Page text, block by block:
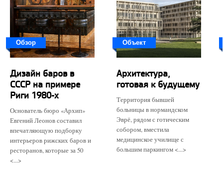
Обзор
Дизайн баров в
СССР на примере
Риги 1980-х
Основатель бюро «Архип»
Евгений Леонов составил
впечатляющую подборку
интерьеров рижских баров и
ресторанов, которые за 50
<...>
Объект
Архитектура,
готовая к будущему
Территория бывшей
больницы в нормандском
Эврё, рядом с готическим
собором, вместила
медицинское училище с
большим паркингом <...>